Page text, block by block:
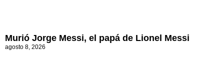
Murió Jorge Messi, el papá de Lionel Messi
agosto 8, 2026